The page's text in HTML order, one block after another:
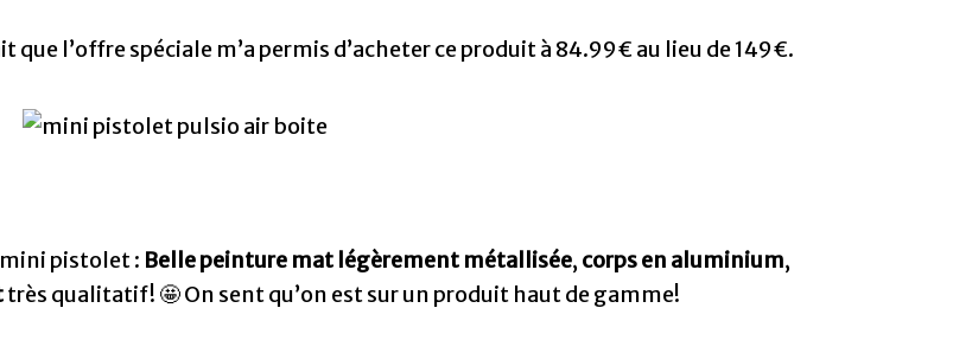
l’offre spéciale m’a permis d’acheter ce produit à 84.99€ au lieu de 149€.
mini pistolet : Belle peinture mat légèrement métallisée, corps en aluminium,
très qualitatif! 🤩 On sent qu’on est sur un produit haut de gamme!